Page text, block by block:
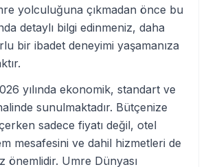
yolculuğuna çıkmadan önce bu
detaylı bilgi edinmeniz, daha
bir ibadet deneyimi yaşamanıza
yılında ekonomik, standart ve
sunulmaktadır. Bütçenize
sadece fiyatı değil, otel
mesafesini ve dahil hizmetleri de
önemlidir. Umre Dünyası